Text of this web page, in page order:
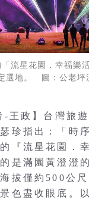
流星花園．幸福樂
選地。 圖：公老坪
-王政】台灣旅
珍指出：「時
『流星花園．
是滿園黃澄澄
拔僅約500公
色盡收眼底。